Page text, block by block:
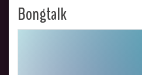
Bongtalk